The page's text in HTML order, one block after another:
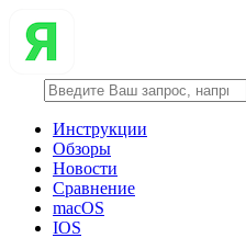
Инструкции
Обзоры
Новости
Сравнение
macOS
IOS